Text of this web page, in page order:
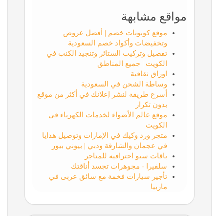
مواقع مشابهة
موقع كوبونات خصم | أفضل عروض
وتخفيضات وأكواد خصم السعودية
تفصيل وتركيب الستائر وتنجيد الكنب في
الكويت | جميع المناطق
اوراق ثقافية
وساطة الشحن في السعودية
أسرع طريقة لنشر إعلانك في أكثر من موقع
بدون تكرار
موقع عالم الأضواء لخدمات الكهرباء في
الكويت
متجر ورد وكيك في الإمارات وتوصيل هدايا
في عجمان والشارقة ودبي | بيوني بيور
باقات سيو احترافيه للمتاجر
سلفيرا - مجوهرات تجسد أناقتك
تأجير سيارات فخمة مع سائق عربى في
ماربيا